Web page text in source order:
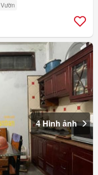
Vườn
4 Hình ảnh